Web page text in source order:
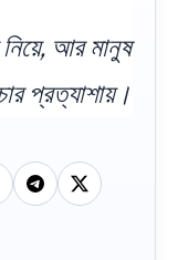
আর মানুষ
প্রত্যাশায়।